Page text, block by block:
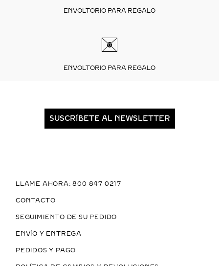
ENVOLTORIO PARA REGALO
ENVOLTORIO PARA REGALO
SUSCRÍBETE AL NEWSLETTER
LLAME AHORA: 800 847 0217
CONTACTO
SEGUIMIENTO DE SU PEDIDO
ENVÍO Y ENTREGA
PEDIDOS Y PAGO